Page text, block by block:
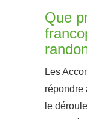
Que
Les
répondre
le